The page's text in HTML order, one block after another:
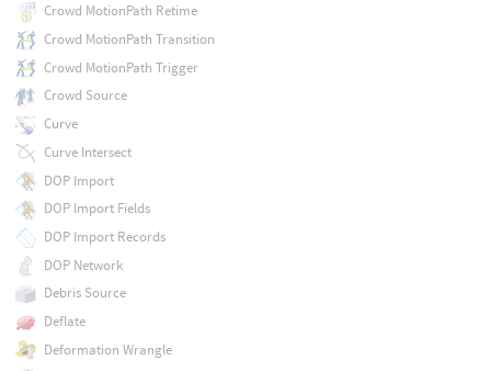
Crowd MotionPath Retime
Crowd MotionPath Transition
Crowd MotionPath Trigger
Crowd Source
Curve
Curve Intersect
DOP Import
DOP Import Fields
DOP Import Records
DOP Network
Debris Source
Deflate
Deformation Wrangle